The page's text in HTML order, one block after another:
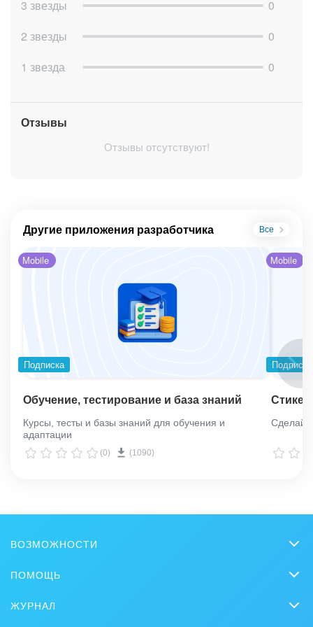
Отбор и вычисления выполняются на стороне
Где искать после установки
по трудозатратам».
Если у вас возникнут вопросы или идеи для улучшения, вы
можете легко связаться с нами через форму обратной
связи внутри приложения. Мы всегда готовы помочь!
+7 499 325-67-98
E-mail (не рекомендуется, дольше отвечаем)
3 звезды
0
2 звезды
0
1 звезда
0
Отзывы
Отзывы отсутствуют!
Другие приложения разработчика Все
Mobile
Подписка
Обучение, тестирование и база знаний
Курсы, тесты и базы знаний для обучения и
адаптации
(0) (1090)
Mobile
Подписка
Сделай
ВОЗМОЖНОСТИ
Онлайн-офис
Видеозвонки HD
ПОМОЩЬ
ЖУРНАЛ